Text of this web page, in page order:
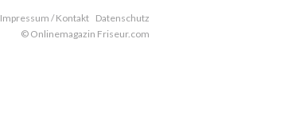
Impressum / Kontakt
Datenschutz
© Onlinemagazin Friseur.com